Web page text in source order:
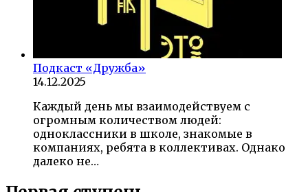
Подкаст «Дружба»
14.12.2025
Каждый день мы взаимодействуем с
огромным количеством людей:
одноклассники в школе, знакомые в
компаниях, ребята в коллективах. Однако
далеко не…